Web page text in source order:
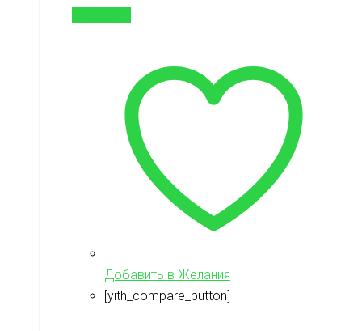
Добавить в Желания
[yith_compare_button]